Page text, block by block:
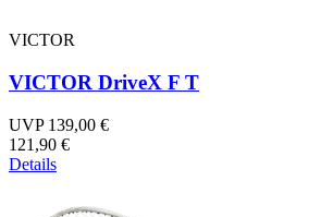
VICTOR
VICTOR DriveX F T
UVP 139,00 €
121,90 €
Details